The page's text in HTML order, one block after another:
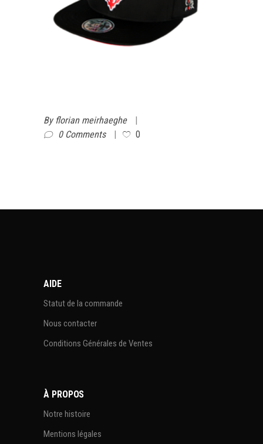
Byflorian meirhaeghe
0 Comments
0
AIDE
Statut de la commande
Nous contacter
Conditions Générales de Ventes
À PROPOS
Notre histoire
Mentions légales